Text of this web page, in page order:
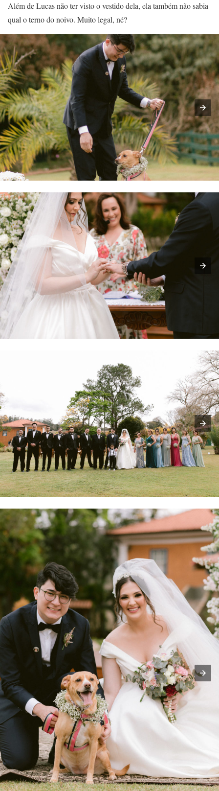
Além de Lucas não ter visto o vestido dela, ela também não sabia
qual o terno do noivo. Muito legal, né?